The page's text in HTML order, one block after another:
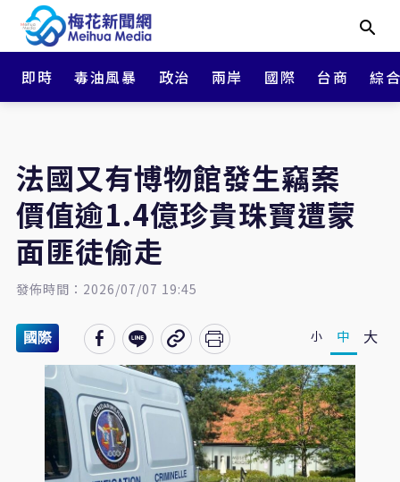
即時 毒油風暴 政治 兩岸 國際 台商 綜
法國又有博物館發生竊案
價值逾1.4億珍貴珠寶遭蒙
面匪徒偷走
發佈時間：2026/07/07 19:45
國際 小 中 大